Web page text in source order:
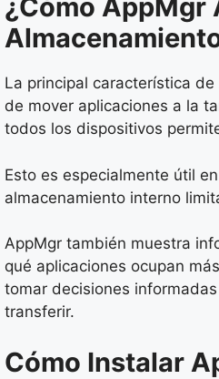
¿Cómo AppMgr
La principal característica
de mover aplicaciones a la
todos los dispositivos
Esto es especialmente útil
almacenamiento interno
AppMgr también muestra
qué aplicaciones ocupan
tomar decisiones
transferir.
Cómo Instalar